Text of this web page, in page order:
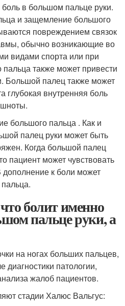
в большом пальце руки.
и защемление большого
повреждением связок
обычно возникающие во
видами спорта или при
также может привести
Большой палец также может
глубокая внутренняя боль
большого пальца . Как и
палец руки может быть
Когда большой палец
пациент может чувствовать
дополнение к боли может
болит именно
пальце руки, а
на ногах больших пальцев,
диагностики патологии,
жалоб пациентов.
стадии Халюс Вальгус: